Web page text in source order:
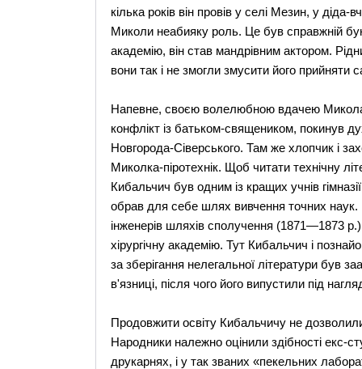
кілька років він провів у селі Мезин, у
Миколи неабияку роль. Це був справжній
академію, він став мандрівним актором.
вони так і не змогли змусити його
Напевне, своєю волелюбною вдачею Микола
конфлікт із батьком-священиком, покинув
Новгорода-Сіверського. Там же хлопчик і
Миколка-піротехнік. Щоб читати технічну
Кибальчич був одним із кращих учнів
обрав для себе шлях вивчення точних наук.
інженерів шляхів сполучення (1871—1873
хірургічну академію. Тут Кибальчич і
за зберігання нелегальної літератури був
в'язниці, після чого його випустили під
Продовжити освіту Кибальчичу не
Народники належно оцінили здібності екс-
друкарнях, і у так званих «пекельних